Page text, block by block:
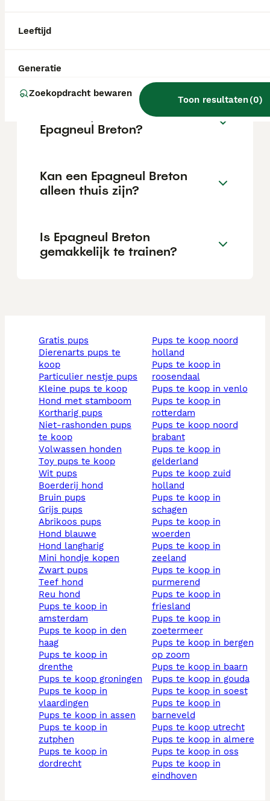
Leeftijd
Generatie
Zoekopdracht bewaren
Toon resultaten(0)
Epagneul Breton?
Hoeveel jaar leeft een
Epagneul Breton?
Kan een Epagneul Breton
alleen thuis zijn?
Is Epagneul Breton
gemakkelijk te trainen?
gratis pups
dierenarts pups te
koop
particulier nestje pups
kleine pups te koop
hond met stamboom
kortharig pups
niet-rashonden pups
te koop
volwassen honden
toy pups te koop
wit pups
boerderij hond
bruin pups
grijs pups
abrikoos pups
hond blauwe
hond langharig
mini hondje kopen
zwart pups
teef hond
reu hond
pups te koop in
amsterdam
pups te koop in den
haag
pups te koop in
drenthe
pups te koop groningen
pups te koop in
vlaardingen
pups te koop in assen
pups te koop in
zutphen
pups te koop in
dordrecht
pups te koop noord
holland
pups te koop in
roosendaal
pups te koop in venlo
pups te koop in
rotterdam
pups te koop noord
brabant
pups te koop in
gelderland
pups te koop zuid
holland
pups te koop in
schagen
pups te koop in
woerden
pups te koop in
zeeland
pups te koop in
purmerend
pups te koop in
friesland
pups te koop in
zoetermeer
pups te koop in bergen
op zoom
pups te koop in baarn
pups te koop in gouda
pups te koop in soest
pups te koop in
barneveld
pups te koop utrecht
pups te koop in almere
pups te koop in oss
pups te koop in
eindhoven